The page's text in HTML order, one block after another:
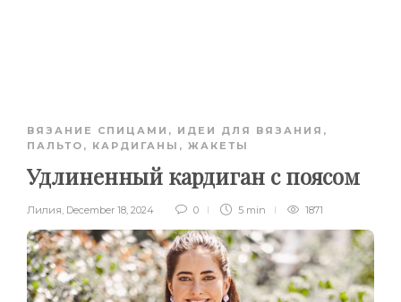
ВЯЗАНИЕ СПИЦАМИ , ИДЕИ ДЛЯ ВЯЗАНИЯ ,
ПАЛЬТО, КАРДИГАНЫ, ЖАКЕТЫ
Удлиненный кардиган с поясом
Лилия, December 18, 2024 0 5 min 1871